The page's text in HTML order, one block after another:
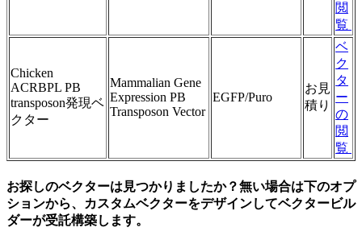
閲
覧
Chicken
ACRBPL PB
transposon発現ベ
クター
Mammalian Gene
Expression PB
Transposon Vector
EGFP/Puro
お見
積り
ベ
ク
タ
ー
の
閲
覧
お探しのベクターは見つかりましたか？無い場合は下のオプ
ションから、カスタムベクターをデザインしてベクタービル
ダーが受託構築します。